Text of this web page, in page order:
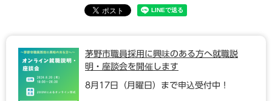
茅野市職員採用に興味のある方へ就職説
明・座談会を開催します
8月17日（月曜日）まで申込受付中！